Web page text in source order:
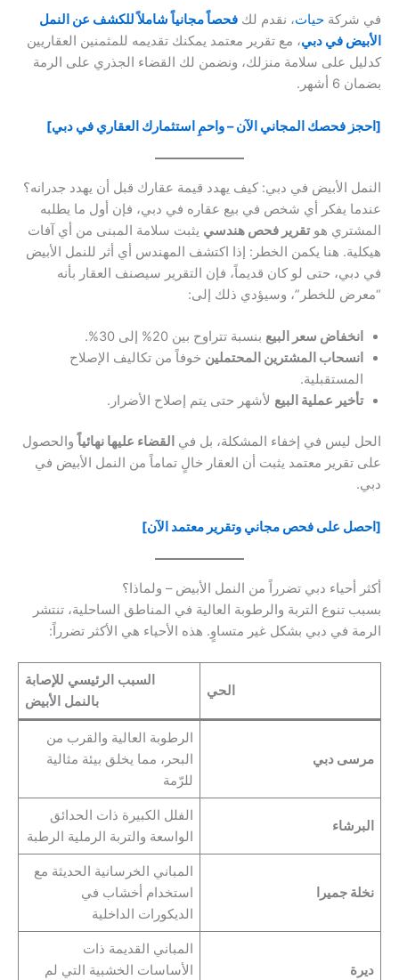
في شركة حيات، نقدم لك فحصاً مجانياً شاملاً للكشف عن النمل
الأبيض في دبي، مع تقرير معتمد يمكنك تقديمه للمثمنين العقاريين
كدليل على سلامة منزلك، ونضمن لك القضاء الجذري على الرمة
بضمان 6 أشهر.
[احجز فحصك المجاني الآن – واحمِ استثمارك العقاري في دبي]
النمل الأبيض في دبي: كيف يهدد قيمة عقارك قبل أن يهدد جدرانه؟
عندما يفكر أي شخص في بيع عقاره في دبي، فإن أول ما يطلبه
المشتري هوتقرير فحص هندسي يثبت سلامة المبنى من أي آفات
هيكلية. هنا يكمن الخطر: إذا اكتشف المهندس أي أثر للنمل الأبيض
في دبي، حتى لو كان قديماً، فإن التقرير سيصنف العقار بأنه
“معرض للخطر”، وسيؤدي ذلك إلى:
انخفاض سعر البيع بنسبة تتراوح بين 20% إلى 30%.
انسحاب المشترين المحتملين خوفاً من تكاليف الإصلاح
المستقبلية.
تأخير عملية البيع لأشهر حتى يتم إصلاح الأضرار.
الحل ليس في إخفاء المشكلة، بل في القضاء عليها نهائياً والحصول
على تقرير معتمد يثبت أن العقار خالٍ تماماً من النمل الأبيض في
دبي.
[احصل على فحص مجاني وتقرير معتمد الآن]
أكثر أحياء دبي تضرراً من النمل الأبيض – ولماذا؟
بسبب تنوع التربة والرطوبة العالية في المناطق الساحلية، تنتشر
الرمة في دبي بشكل غير متساوٍ. هذه الأحياء هي الأكثر تضرراً:
الحي
السبب الرئيسي للإصابة
بالنمل الأبيض
مرسى دبي
الرطوبة العالية والقرب من
البحر، مما يخلق بيئة مثالية
للرّمة
البرشاء
الفلل الكبيرة ذات الحدائق
الواسعة والتربة الرملية الرطبة
نخلة جميرا
المباني الخرسانية الحديثة مع
استخدام أخشاب في
الديكورات الداخلية
ديرة
المباني القديمة ذات
الأساسات الخشبية التي لم